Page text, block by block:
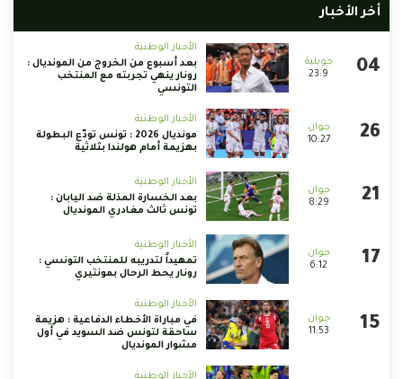
أخر الأخبار
23:9
الأخبار الوطنية
بعد أسبوع من الخروج من المونديال :
رونار ينهي تجربته مع المنتخب
التونسي
10:27
الأخبار الوطنية
مونديال 2026 : تونس تودّع البطولة
بهزيمة أمام هولندا بثلاثية
8:29
الأخبار الوطنية
بعد الخسارة المذلة ضد اليابان :
تونس ثالث مغادري المونديال
6:12
الأخبار الوطنية
تمهيداً لتدريبه للمنتخب التونسي :
رونار يحط الرحال بمونتيري
11:53
الأخبار الوطنية
في مباراة الأخطاء الدفاعية : هزيمة
ساحقة لتونس ضد السويد في أول
مشوار المونديال
الأخبار الوطنية